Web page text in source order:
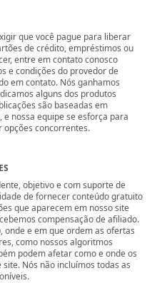
que você pague para liberar
de crédito, empréstimos ou
entre em contato conosco
e condições do provedor de
em contato. Nós ganhamos
alguns dos produtos
são baseadas em
nossa equipe se esforça para
opções concorrentes.
objetivo e com suporte de
de fornecer conteúdo gratuito
que aparecem em nosso site
compensação de afiliado.
onde e em que ordem as ofertas
como nossos algoritmos
podem afetar como e onde os
Nós não incluímos todas as